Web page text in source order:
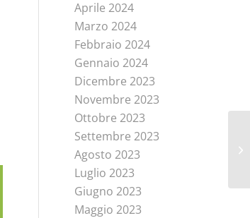
Aprile 2024
Marzo 2024
Febbraio 2024
Gennaio 2024
Dicembre 2023
Novembre 2023
Ottobre 2023
Settembre 2023
Agosto 2023
Luglio 2023
Giugno 2023
Maggio 2023